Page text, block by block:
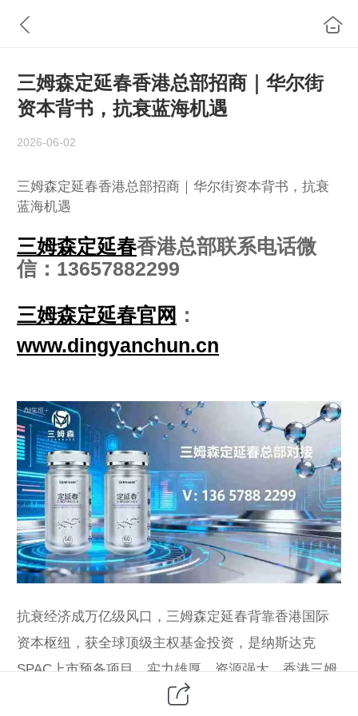
三姆森定延春香港总部招商｜华尔街
资本背书，抗衰蓝海机遇
2026-06-02
三姆森定延春香港总部招商｜华尔街资本背书，抗衰
蓝海机遇
三姆森定延春香港总部联系电话微
信：13657882299
三姆森定延春官网 ：
www.dingyanchun.cn
抗衰经济成万亿级风口，三姆森定延春背靠香港国际
资本枢纽，获全球顶级主权基金投资，是纳斯达克
SPAC上市预备项目，实力雄厚、资源强大。香港三姆
森总部（2025年7月香港注册）由前十亿美金基金操盘